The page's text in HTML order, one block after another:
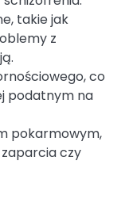
takie jak
z
co
podatnym na
pokarmowym,
czy